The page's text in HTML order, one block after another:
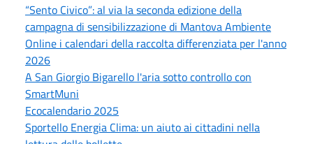
“Sento Civico”: al via la seconda edizione della
campagna di sensibilizzazione di Mantova Ambiente
Online i calendari della raccolta differenziata per l'anno
2026
A San Giorgio Bigarello l'aria sotto controllo con
SmartMuni
Ecocalendario 2025
Sportello Energia Clima: un aiuto ai cittadini nella